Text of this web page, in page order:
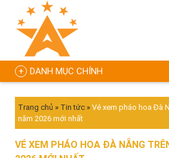
DANH MỤC CHÍNH
Trang chủ » Tin tức » Vé xem pháo hoa Đà
năm 2026 mới nhất
VÉ XEM PHÁO HOA ĐÀ NẴNG